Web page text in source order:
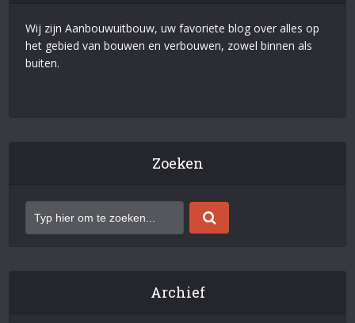
Wij zijn Aanbouwuitbouw, uw favoriete blog over alles op
het gebied van bouwen en verbouwen, zowel binnen als
buiten.
Zoeken
Archief